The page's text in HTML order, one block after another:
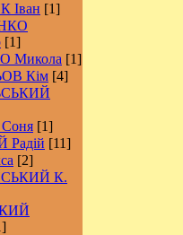
Іван [1]
[1]
Микола [1]
Кім [4]
[1]
[11]
[2]
К.